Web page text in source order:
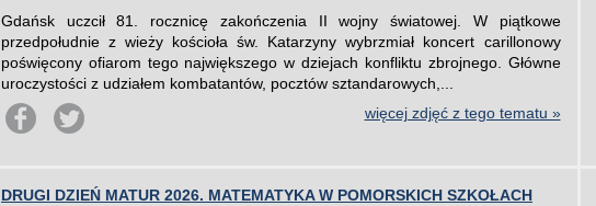
Gdańsk uczcił 81. rocznicę zakończenia II wojny światowej. W piątkowe
przedpołudnie z wieży kościoła św. Katarzyny wybrzmiał koncert carillonowy
poświęcony ofiarom tego największego w dziejach konfliktu zbrojnego. Główne
uroczystości z udziałem kombatantów, pocztów sztandarowych,...
więcej zdjęć z tego tematu »
DRUGI DZIEŃ MATUR 2026. MATEMATYKA W POMORSKICH SZKOŁACH